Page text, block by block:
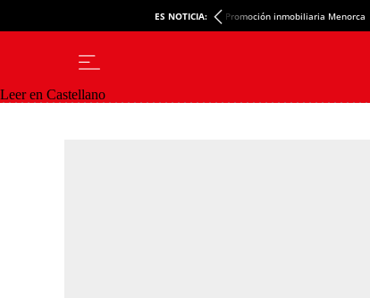
ES NOTICIA: Promoción inmobiliaria Menorca
Leer en Castellano